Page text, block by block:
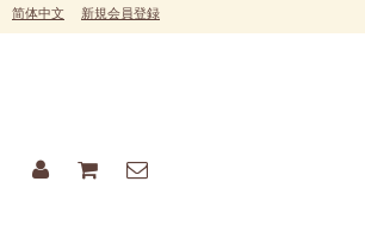
简体中文 新規会員登録